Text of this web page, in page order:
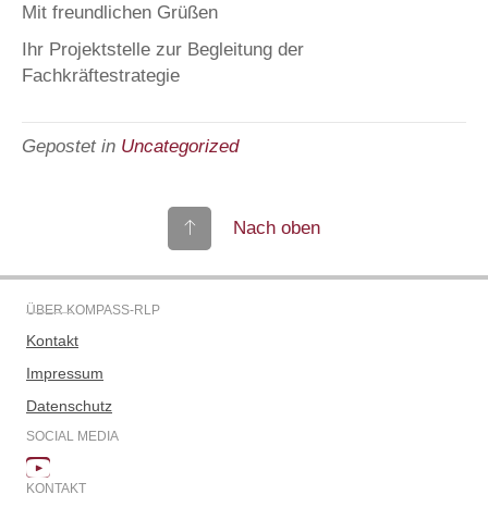
Mit freundlichen Grüßen
Ihr Projektstelle zur Begleitung der
Fachkräftestrategie
Gepostet in Uncategorized
Nach oben
ÜBER KOMPASS-RLP
Kontakt
Impressum
Datenschutz
SOCIAL MEDIA
KONTAKT